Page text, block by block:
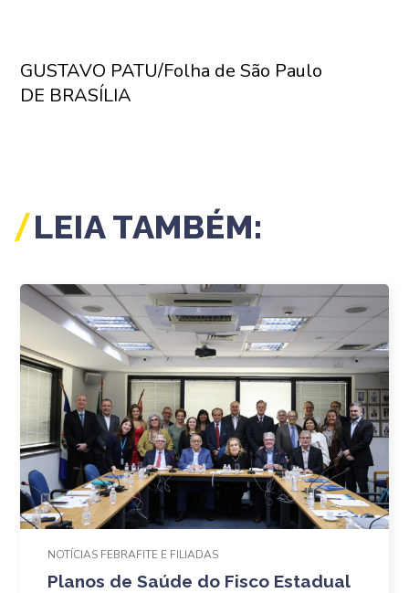
GUSTAVO PATU/Folha de São Paulo
DE BRASÍLIA
LEIA TAMBÉM:
NOTÍCIAS FEBRAFITE E FILIADAS
Planos de Saúde do Fisco Estadual